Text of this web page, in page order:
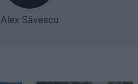
Alex Săvescu